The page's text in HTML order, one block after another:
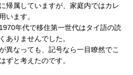
帰属していますが、家庭内ではカレ
います。
年代で移住第一世代はタイ語の読
ありませんでした。
異なっても、記号なら一目瞭然でこ
ずと考えたのです。